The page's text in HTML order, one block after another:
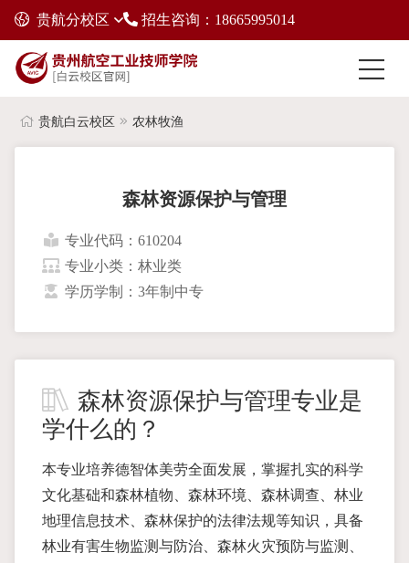
贵航分校区 招生咨询：18665995014
贵航白云校区 农林牧渔
森林资源保护与管理
专业代码：610204
专业小类：林业类
学历学制：3年制中专
森林资源保护与管理专业是
学什么的？
本专业培养德智体美劳全面发展，掌握扎实的科学
文化基础和森林植物、森林环境、森林调查、林业
地理信息技术、森林保护的法律法规等知识，具备
林业有害生物监测与防治、森林火灾预防与监测、